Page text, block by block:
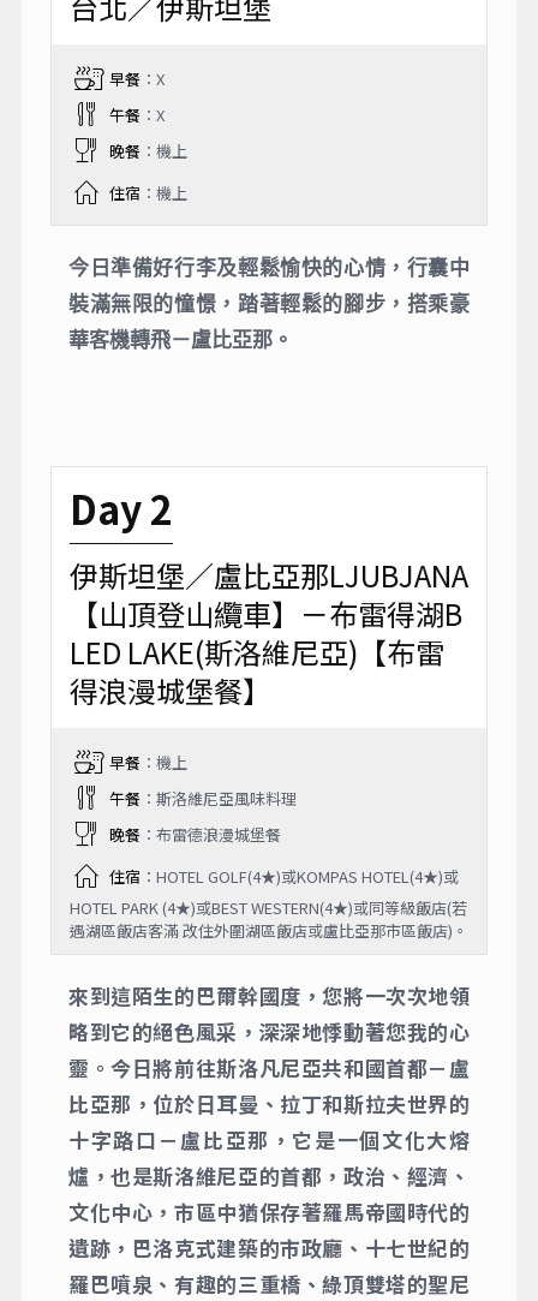
早餐：X
午餐：X
晚餐：機上
住宿 ：機上
今日準備好行李及輕鬆愉快的心情，行囊中
裝滿無限的憧憬，踏著輕鬆的腳步，搭乘豪
華客機轉飛－盧比亞那。
Day 2
伊斯坦堡／盧比亞那LJUBJANA
【山頂登山纜車】－布雷得湖B
LED LAKE(斯洛維尼亞)【布雷
得浪漫城堡餐】
早餐：機上
午餐：斯洛維尼亞風味料理
晚餐：布雷德浪漫城堡餐
住宿 ：HOTEL GOLF(4★)或KOMPAS HOTEL(4★)或
HOTEL PARK (4★)或BEST WESTERN(4★)或同等級飯店(若
遇湖區飯店客滿 改住外圍湖區飯店或盧比亞那市區飯店)。
來到這陌生的巴爾幹國度，您將一次次地領
略到它的絕色風采，深深地悸動著您我的心
靈。今日將前往斯洛凡尼亞共和國首都－盧
比亞那，位於日耳曼、拉丁和斯拉夫世界的
十字路口－盧比亞那，它是一個文化大熔
爐，也是斯洛維尼亞的首都，政治、經濟、
文化中心，市區中猶保存著羅馬帝國時代的
遺跡，巴洛克式建築的市政廳、十七世紀的
羅巴噴泉、有趣的三重橋、綠頂雙塔的聖尼